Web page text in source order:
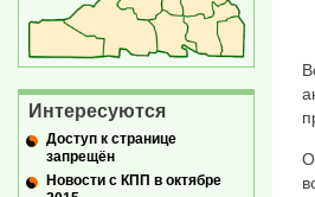
Интересуются
Доступ к странице
запрещён
Новости с КПП в октябре